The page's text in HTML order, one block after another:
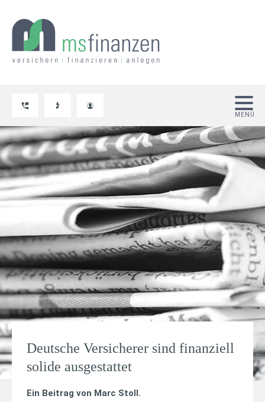
Deutsche Versicherer sind finanziell
solide ausgestattet
Ein Beitrag von Marc Stoll.